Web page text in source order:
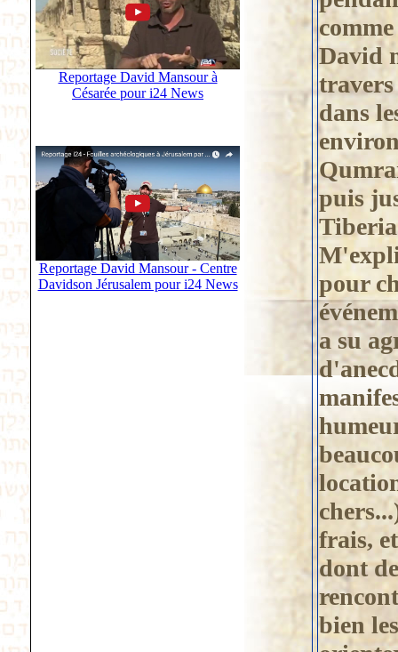
Reportage David Mansour à
Césarée pour i24 News
Reportage David Mansour - Centre
Davidson Jérusalem pour i24 News
David
dans
puis
pour
a su
frais,
dont
bien